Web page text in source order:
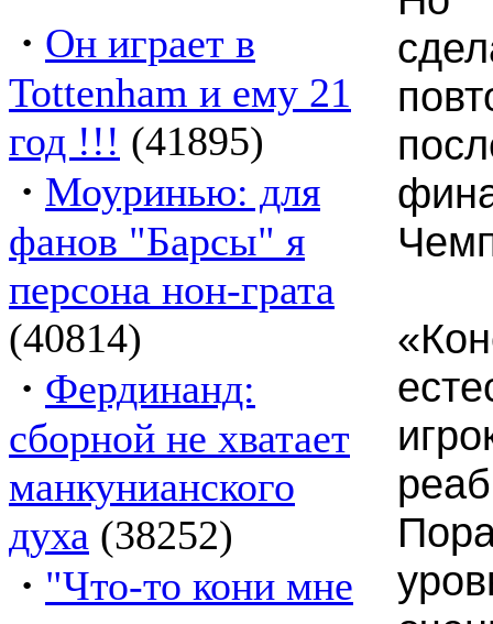
· Он играет в
Tottenham и ему 21
год !!! (41895)
· Моуринью: для
фанов "Барсы" я
персона нон-грата
(40814)
· Фердинанд:
сборной не хватает
манкунианского
духа (38252)
· "Что-то кони мне